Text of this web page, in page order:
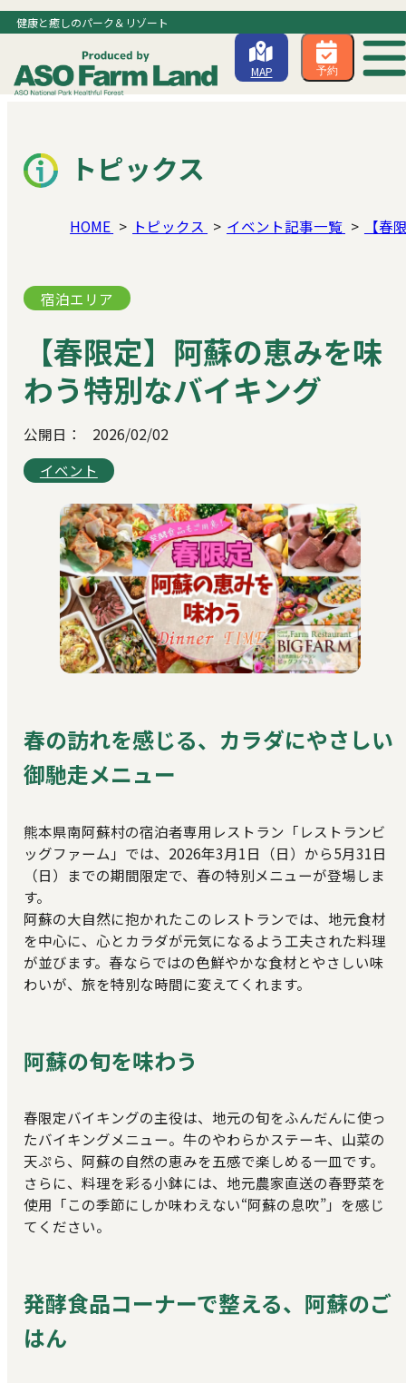
健康と癒しのパーク＆リゾート
MAP 予約
トピックス
HOME トピックス イベント記事一覧 【春
宿泊エリア
【春限定】阿蘇の恵みを味
わう特別なバイキング
公開日：
2026/02/02
イベント
春の訪れを感じる、カラダにやさしい
御馳走メニュー
熊本県南阿蘇村の宿泊者専用レストラン「レストランビ
ッグファーム」では、2026年3月1日（日）から5月31日
（日）までの期間限定で、春の特別メニューが登場しま
す。
阿蘇の大自然に抱かれたこのレストランでは、地元食材
を中心に、心とカラダが元気になるよう工夫された料理
が並びます。春ならではの色鮮やかな食材とやさしい味
わいが、旅を特別な時間に変えてくれます。
阿蘇の旬を味わう
春限定バイキングの主役は、地元の旬をふんだんに使っ
たバイキングメニュー。牛のやわらかステーキ、山菜の
天ぷら、阿蘇の自然の恵みを五感で楽しめる一皿です。
さらに、料理を彩る小鉢には、地元農家直送の春野菜を
使用「この季節にしか味わえない“阿蘇の息吹”」を感じ
てください。
発酵食品コーナーで整える、阿蘇のご
はん